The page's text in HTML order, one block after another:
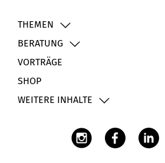
THEMEN
BERATUNG
VORTRÄGE
SHOP
WEITERE INHALTE